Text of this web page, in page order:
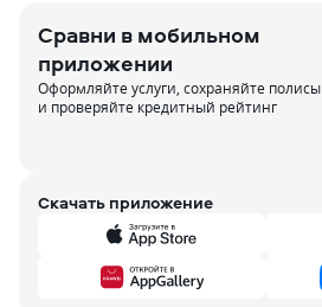
Сравни в мобильном
приложении
Оформляйте услуги, сохраняйте полисы
и проверяйте кредитный рейтинг
Скачать приложение